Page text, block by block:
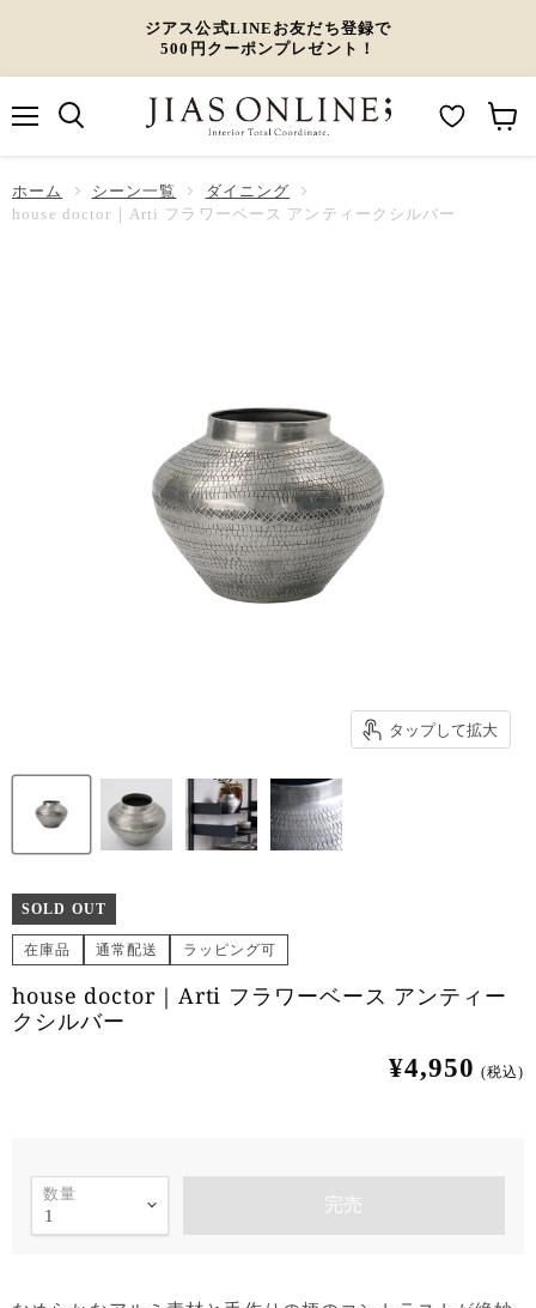
ジアス公式LINEお友だち登録で
500円クーポンプレゼント！
ー
W
ホーム シーン一覧
ダイニング
house doctor｜Arti フラワーベース アンティークシルバー
タップして拡大
SOLD OUT
在庫品 通常配送 ラッピング可
house doctor｜Arti フラワーベース アンティー
クシルバー
¥4,950 (税込)
数量 完売